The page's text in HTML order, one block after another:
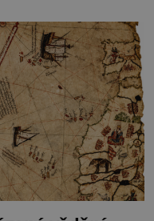
další porci strádá